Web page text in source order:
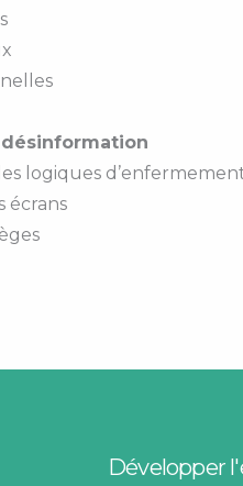
logiques
écrans
Développer